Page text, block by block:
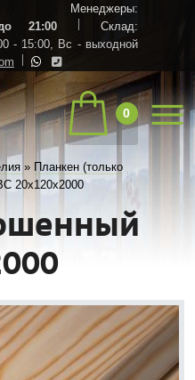
Менеджеры:
21:00
Склад:
- 15:00, Вс - выходной
0
» Планкен (только
20х120х2000